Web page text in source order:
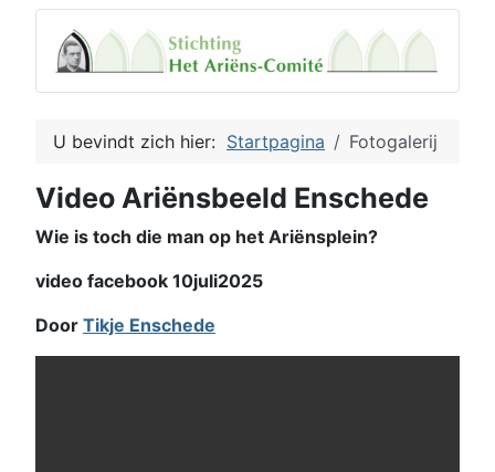
U bevindt zich hier: Startpagina Fotogalerij
Video Ariënsbeeld Enschede
Wie is toch die man op het Ariënsplein?
video facebook 10juli2025
Door Tikje Enschede